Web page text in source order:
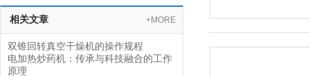
相关文章 +MORE
双锥回转真空干燥机的操作规程
电加热炒药机：传承与科技融合的工作
原理